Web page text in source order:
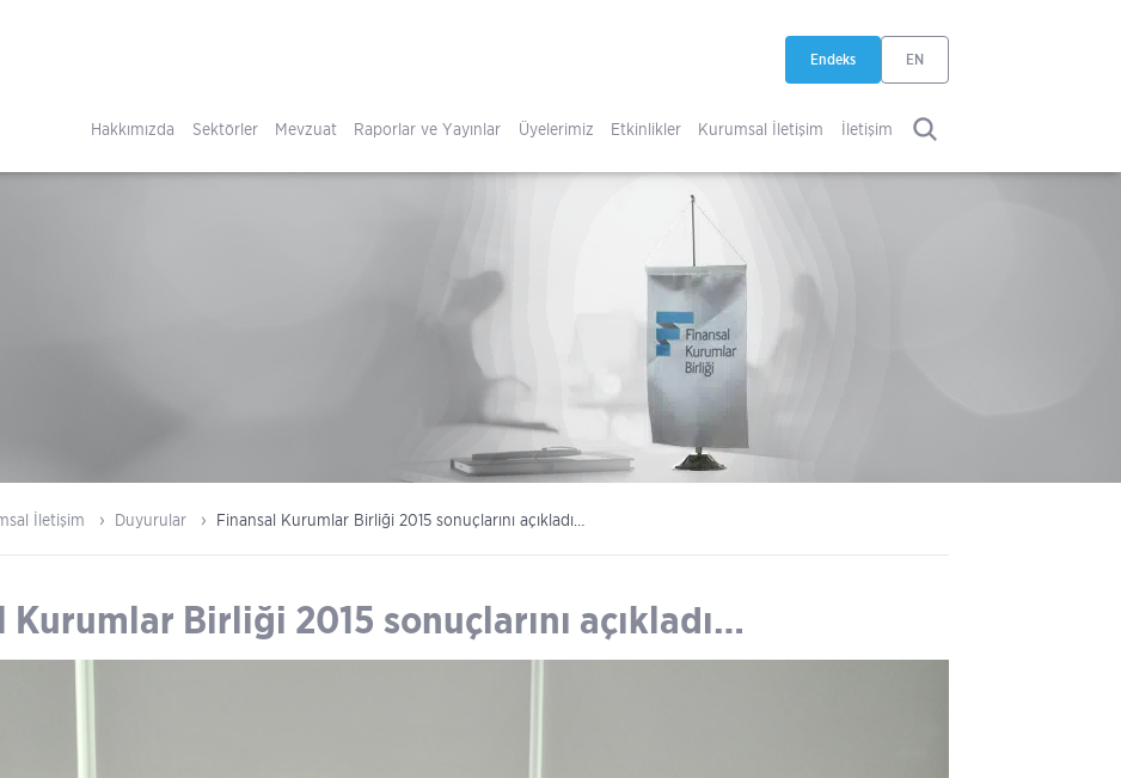
Endeks
EN
Hakkımızda Sektörler Mevzuat Raporlar ve Yayınlar Üyelerimiz Etkinlikler Kurumsal İletişim İletişim ARA
İletişim Duyurular Finansal Kurumlar Birliği 2015 sonuçlarını açıkladı…
Kurumlar Birliği 2015 sonuçlarını açıkladı…